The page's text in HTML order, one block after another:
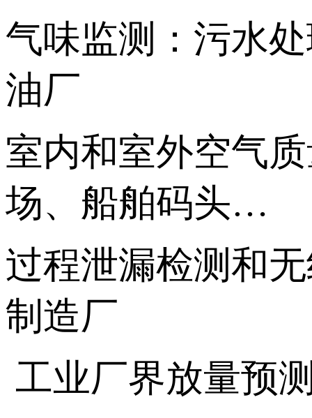
气味监测：污水
油厂
室内和室外空气
场、船舶码头…
过程泄漏检测和
制造厂
工业厂界放量预